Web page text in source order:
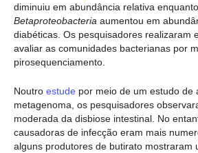
diminuiu em abundância relativa enquanto
Betaproteobacteria aumentou em
diabéticas. Os pesquisadores realizaram
avaliar as comunidades bacterianas por
pirosequenciamento.
Noutro estude por meio de um estudo de
metagenoma, os pesquisadores
moderada da disbiose intestinal. No
causadoras de infecção eram mais
alguns produtores de butirato mostraram